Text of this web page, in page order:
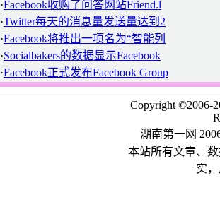
·Facebook收购了问答网站Friend.l
·Twitter每天的消息量发送量达到2
·Facebook将推出一项名为“智能列
·Socialbakers的数据显示Facebook
·Facebook正式发布Facebook Group
Copyright ©2006-
湖南第一网
本站所有文章、
实